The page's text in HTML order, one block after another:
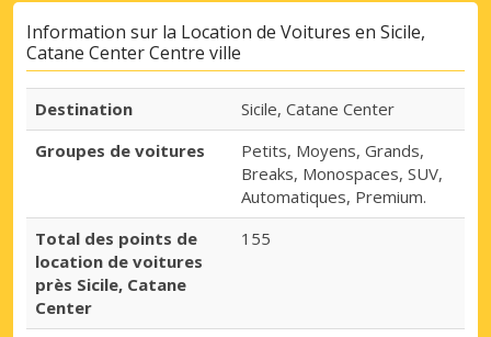
Information sur la Location de Voitures en Sicile,
Catane Center Centre ville
Destination
Sicile, Catane Center
Groupes de voitures
Petits, Moyens, Grands,
Breaks, Monospaces, SUV,
Automatiques, Premium.
Total des points de
location de voitures
près Sicile, Catane
Center
155